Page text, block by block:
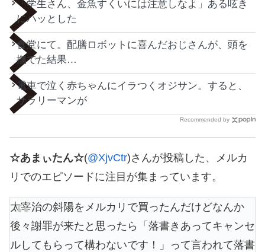
「学生さん、金魚すくいには注意しなよ」ある呟き
にハッとした
食堂にて。配膳ロボットに喜んだおじさんが、頭を
撫でた結果…
電車で泣く赤ちゃんにイラつくオジサン。すると、
サラリーマンが
Recommended by
☆あまぃたん☆(@XjvCtr)さんが投稿した、メルカ
リでのエピソードに注目が集まっています。
太宰治の斜陽をメルカリで買ったんだけどなんか
後々謝罪が来たと思ったら「落書きあってキャンセ
ルしてもらって構わないです！」って言われて落書